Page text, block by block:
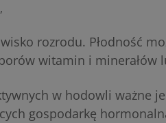
rozrodu. Płodność
witamin i minerałów
w hodowli ważne
gospodarkę